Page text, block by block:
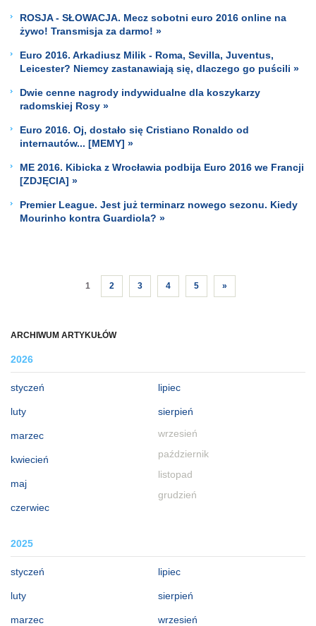
ARCHIWUM ARTYKUŁÓW
2026
styczeń
luty
marzec
kwiecień
maj
czerwiec
lipiec
sierpień
wrzesień
październik
listopad
grudzień
2025
styczeń
luty
marzec
lipiec
sierpień
wrzesień
ROSJA - SŁOWACJA. Mecz sobotni euro 2016 online na
żywo! Transmisja za darmo! »
Euro 2016. Arkadiusz Milik - Roma, Sevilla, Juventus,
Leicester? Niemcy zastanawiają się, dlaczego go puścili »
Dwie cenne nagrody indywidualne dla koszykarzy
radomskiej Rosy »
Euro 2016. Oj, dostało się Cristiano Ronaldo od
internautów... [MEMY] »
ME 2016. Kibicka z Wrocławia podbija Euro 2016 we Francji
[ZDJĘCIA] »
Premier League. Jest już terminarz nowego sezonu. Kiedy
Mourinho kontra Guardiola? »
1 2 3 4 5 »